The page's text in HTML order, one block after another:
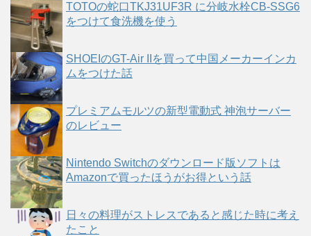
TOTOの蛇口TKJ31UF3R に分岐水栓CB-SSG6
をつけて食洗機を使う
SHOEIのGT-Air IIを買って中国メーカーインカ
ムをつけた話
プレミアムモルツの新型電動式 神泡サーバー
のレビュー
Nintendo Switchのダウンロード版ソフトは
Amazonで買ったほうがお得という話
日々の料理がストレスであると感じた時に考え
たこと